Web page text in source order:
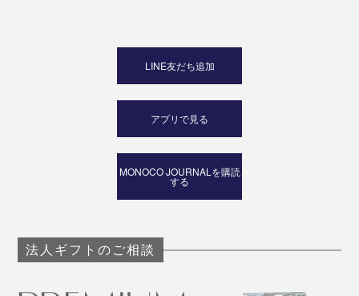
LINE友だち追加
アプリで見る
MONOCO JOURNALを購読
する
法人ギフトのご相談